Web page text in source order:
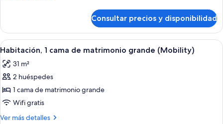
matrimonio
(Graduate)
2
camas
de
(Graduate)
Consultar precios y disponibilidad
Abrir
todas
las
fotos
de
Habitación,
1
Ropa de cama de alta calidad y
7
Habitación, 1 cama de matrimonio grande (Mobility)
31 m²
2 huéspedes
1 cama de matrimonio grande
Wifi gratis
Ver más detalles
Más